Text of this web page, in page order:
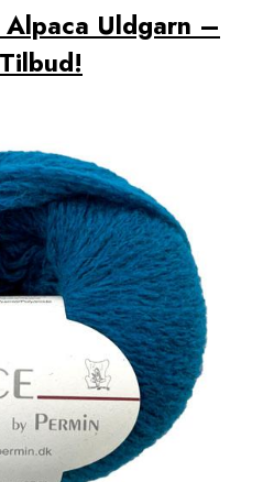
Uldgarn –